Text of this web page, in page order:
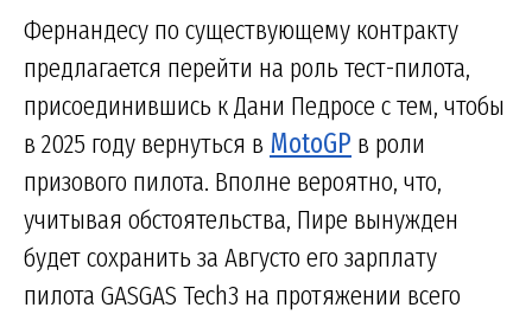
Фернандесу по существующему контракту
предлагается перейти на роль тест-пилота,
присоединившись к Дани Педросе с тем, чтобы
в 2025 году вернуться в MotoGP в роли
призового пилота. Вполне вероятно, что,
учитывая обстоятельства, Пире вынужден
будет сохранить за Августо его зарплату
пилота GASGAS Tech3 на протяжении всего